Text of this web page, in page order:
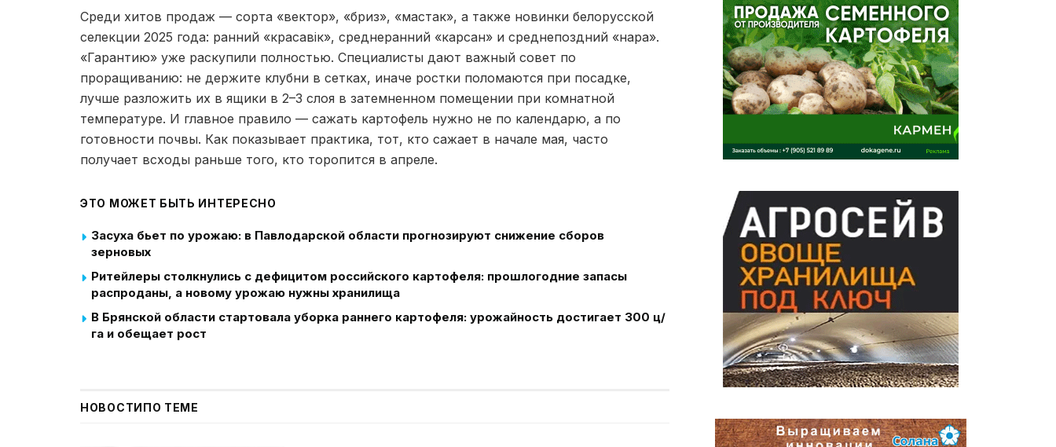
Среди хитов продаж — сорта «вектор», «бриз», «мастак», а также новинки белорусской
селекции 2025 года: ранний «красавiк», среднеранний «карсан» и среднепоздний «нара».
«Гарантию» уже раскупили полностью. Специалисты дают важный совет по
проращиванию: не держите клубни в сетках, иначе ростки поломаются при посадке,
лучше разложить их в ящики в 2–3 слоя в затемненном помещении при комнатной
температуре. И главное правило — сажать картофель нужно не по календарю, а по
готовности почвы. Как показывает практика, тот, кто сажает в начале мая, часто
получает всходы раньше того, кто торопится в апреле.
ЭТО МОЖЕТ БЫТЬ ИНТЕРЕСНО
Засуха бьет по урожаю: в Павлодарской области прогнозируют снижение сборов
зерновых
Ритейлеры столкнулись с дефицитом российского картофеля: прошлогодние запасы
распроданы, а новому урожаю нужны хранилища
В Брянской области стартовала уборка раннего картофеля: урожайность достигает 300 ц/
га и обещает рост
НОВОСТИПО ТЕМЕ